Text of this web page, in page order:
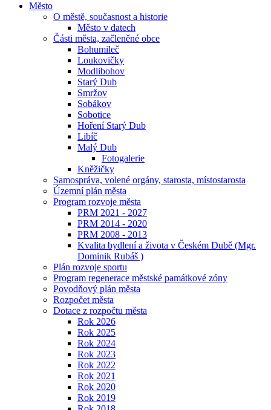
Město
O městě, současnost a historie
Město v datech
Části města, začleněné obce
Bohumileč
Loukovičky
Modlibohov
Starý Dub
Smržov
Sobákov
Sobotice
Hoření Starý Dub
Libíč
Malý Dub
Fotogalerie
Kněžičky
Samospráva, volené orgány, starosta, místostarosta
Územní plán města
Program rozvoje města
PRM 2021 - 2027
PRM 2014 - 2020
PRM 2008 - 2013
Kvalita bydlení a života v Českém Dubě (Mgr.
Dominik Rubáš )
Plán rozvoje sportu
Program regenerace městské památkové zóny
Povodňový plán města
Rozpočet města
Dotace z rozpočtu města
Rok 2026
Rok 2025
Rok 2024
Rok 2023
Rok 2022
Rok 2021
Rok 2020
Rok 2019